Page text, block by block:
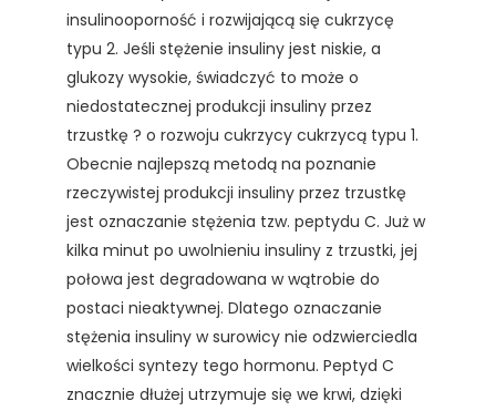
insulinooporność i rozwijającą się cukrzycę
typu 2. Jeśli stężenie insuliny jest niskie, a
glukozy wysokie, świadczyć to może o
niedostatecznej produkcji insuliny przez
trzustkę ? o rozwoju cukrzycy cukrzycą typu 1.
Obecnie najlepszą metodą na poznanie
rzeczywistej produkcji insuliny przez trzustkę
jest oznaczanie stężenia tzw. peptydu C. Już w
kilka minut po uwolnieniu insuliny z trzustki, jej
połowa jest degradowana w wątrobie do
postaci nieaktywnej. Dlatego oznaczanie
stężenia insuliny w surowicy nie odzwierciedla
wielkości syntezy tego hormonu. Peptyd C
znacznie dłużej utrzymuje się we krwi, dzięki